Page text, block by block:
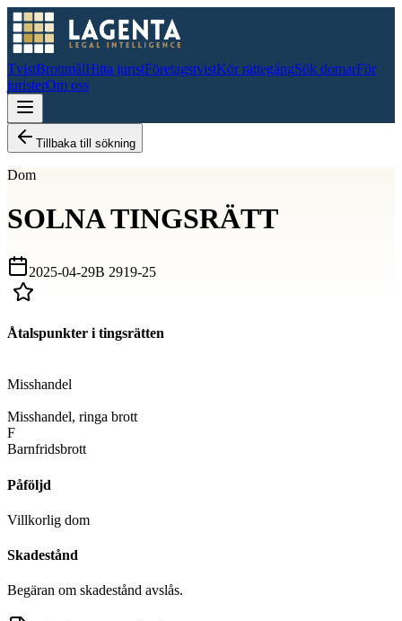
TvistBrottmålHitta juristFöretagstvistKör rättegångSök domarFör
juristerOm oss
Tillbaka till sökning
Dom
SOLNA TINGSRÄTT
2025-04-29B 2919-25
Åtalspunkter i tingsrätten
Misshandel
Misshandel, ringa brott
F
Barnfridsbrott
Påföljd
Villkorlig dom
Skadestånd
Begäran om skadestånd avslås.